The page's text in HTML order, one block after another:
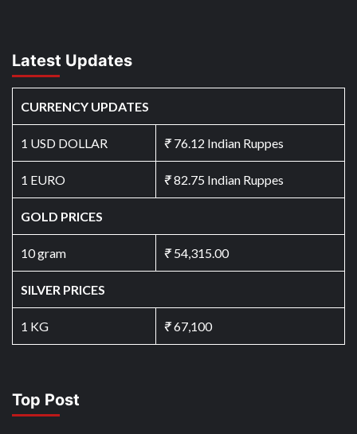
Latest Updates
CURRENCY UPDATES
1 USD DOLLAR ₹76.12 Indian Ruppes
1 EURO ₹82.75 Indian Ruppes
GOLD PRICES
10 gram ₹54,315.00
SILVER PRICES
1 KG ₹67,100
Top Post